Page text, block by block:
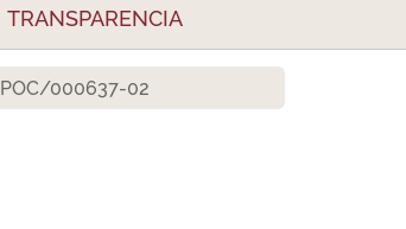
TRANSPARENCIA
POC/000637-02